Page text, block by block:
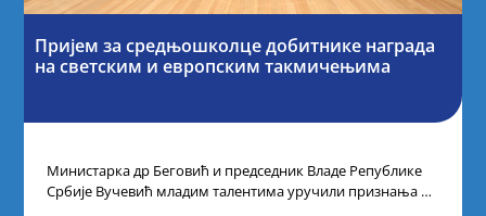
Пријем за средњошколце добитнике награда
на светским и европским такмичењима
Министарка др Беговић и председник Владе Републике
Србије Вучевић младим талентима уручили признања У